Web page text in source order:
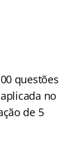
questões
no
de 5